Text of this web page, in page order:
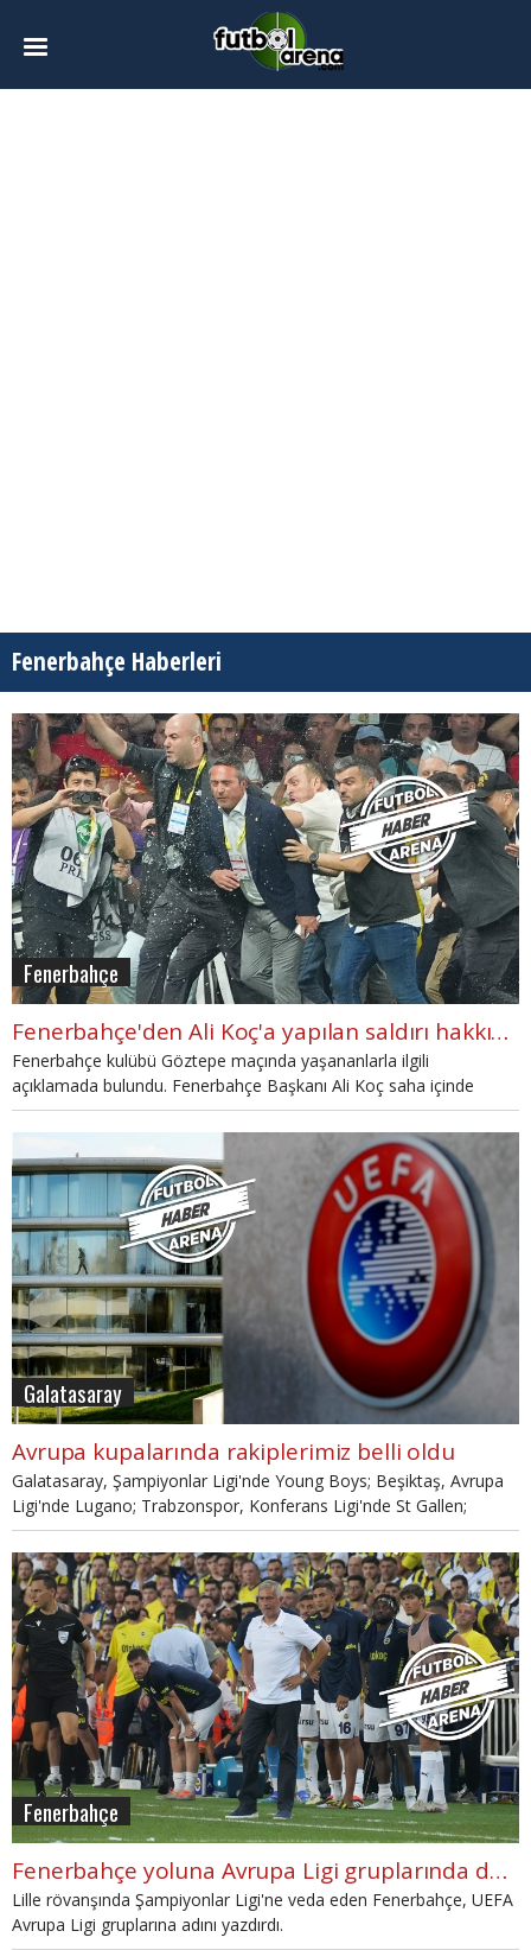
Fenerbahçe Haberleri
Fenerbahçe
Fenerbahçe'den Ali Koç'a yapılan saldırı hakkında açıklama
Fenerbahçe kulübü Göztepe maçında yaşananlarla ilgili
açıklamada bulundu. Fenerbahçe Başkanı Ali Koç saha içinde
saldırıya uğrarken, kulüp tarafından yapılan açıklamada
"Milyonların gözü önünde suç işlemekten çekinmeyen ve hakkında
hiçbir işlem yapılmamış halde elini kolunu sallayarak stattan ayrılan
bu şahsa bu cesareti kimler vermektedir? Başkanımız Ali Y. Koç
tarafından futbol teröristi bu şahıs başta olmak üzere ihmali olan
tüm yetkililer hakkında suç duyurusunda bulunulmuş olup, süreç
hassasiyetle takip edilecektir." ifadeleri kullanıldı.
Galatasaray
Avrupa kupalarında rakiplerimiz belli oldu
Galatasaray, Şampiyonlar Ligi'nde Young Boys; Beşiktaş, Avrupa
Ligi'nde Lugano; Trabzonspor, Konferans Ligi'nde St Gallen;
Başakşehir ise St Patrick's ile eşleşti.
Fenerbahçe
Fenerbahçe yoluna Avrupa Ligi gruplarında devam edecek
Lille rövanşında Şampiyonlar Ligi'ne veda eden Fenerbahçe, UEFA
Avrupa Ligi gruplarına adını yazdırdı.